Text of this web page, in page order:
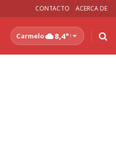
CONTACTO ACERCA DE
Carmelo 8,4°↑